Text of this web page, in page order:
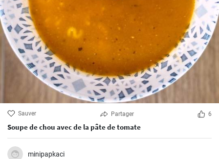
Sauver Partager 6
Soupe de chou avec de la pâte de tomate
minipapkaci